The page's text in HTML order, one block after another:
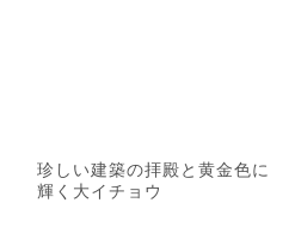
珍しい建築の拝殿と黄金色に
輝く大イチョウ